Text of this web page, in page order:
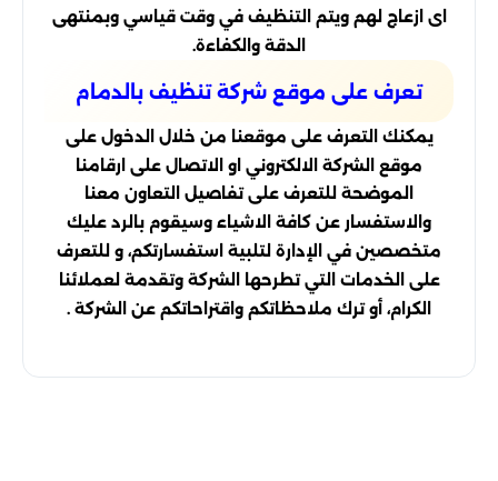
اى ازعاج لهم ويتم التنظيف في وقت قياسي وبمنتهى
الدقة والكفاءة.
تعرف على موقع شركة تنظيف بالدمام
يمكنك التعرف على موقعنا من خلال الدخول على
موقع الشركة الالكتروني او الاتصال على ارقامنا
الموضحة للتعرف على تفاصيل التعاون معنا
والاستفسار عن كافة الاشياء وسيقوم بالرد عليك
متخصصين في الإدارة لتلبية استفسارتكم، و للتعرف
على الخدمات التي تطرحها الشركة وتقدمة لعملائنا
الكرام، أو ترك ملاحظاتكم واقتراحاتكم عن الشركة .